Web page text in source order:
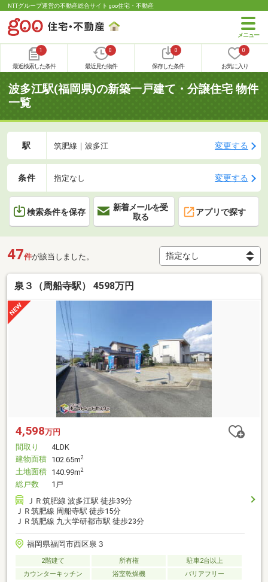
NTTグループ運営の不動産総合サイト goo住宅・不動産
1
最近検索した条件
0
最近見た物件
0
保存した条件
0
お気に入り
波多江駅(福岡県)の新築一戸建て・分譲住宅 物件
一覧
駅 筑肥線｜波多江 変更する
条件 指定なし 変更する
検索条件を保存
新着メールを受
取る
アプリで探す
47件が該当しました。
泉３（周船寺駅） 4598万円
4,598万円
間取り
4LDK
建物面積 102.65m2
土地面積 140.99m2
総戸数
1戸
ＪＲ筑肥線 波多江駅 徒歩39分
ＪＲ筑肥線 周船寺駅 徒歩15分
ＪＲ筑肥線 九大学研都市駅 徒歩23分
福岡県福岡市西区泉３
2階建て 所有権
駐車2台以上
カウンターキッチン
浴室乾燥機 バリアフリー